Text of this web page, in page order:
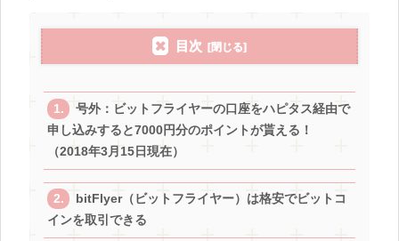
目次
号外：ビットフライヤーの口座をハピタス経由で
申し込みすると7000円分のポイントが貰える！
（2018年3月15日現在）
bitFlyer（ビットフライヤー）は格安でビットコ
インを取引できる